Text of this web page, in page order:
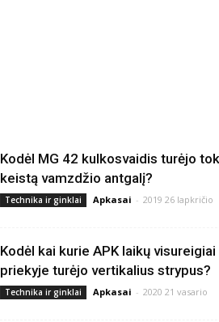
Kodėl MG 42 kulkosvaidis turėjo
keistą vamzdžio antgalį?
Technika ir ginklai Apkasai - 2019 26 lapkričio
Kodėl kai kurie APK laikų visureigiai
priekyje turėjo vertikalius strypus?
Technika ir ginklai Apkasai - 2020 21 vasario